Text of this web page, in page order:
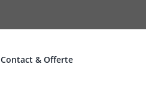
Contact & Offerte